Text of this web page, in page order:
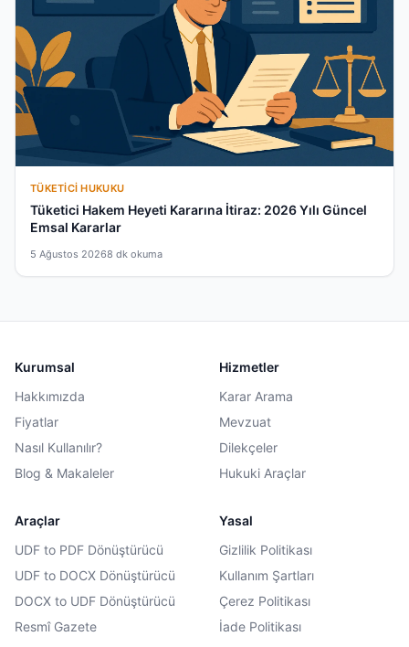
TÜKETICI HUKUKU
Tüketici Hakem Heyeti Kararına İtiraz: 2026 Yılı Güncel
Emsal Kararlar
5 Ağustos 20268 dk okuma
Kurumsal
Hakkımızda
Fiyatlar
Nasıl Kullanılır?
Blog & Makaleler
Hizmetler
Karar Arama
Mevzuat
Dilekçeler
Hukuki Araçlar
Araçlar
UDF to PDF Dönüştürücü
UDF to DOCX Dönüştürücü
DOCX to UDF Dönüştürücü
Resmî Gazete
Yasal
Gizlilik Politikası
Kullanım Şartları
Çerez Politikası
İade Politikası